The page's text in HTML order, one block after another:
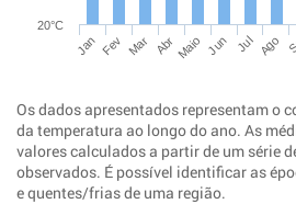
Jan Fev Mar Abr Maio Jun Jul Ago
20°C
Os dados apresentados representam o
da temperatura ao longo do ano. As
valores calculados a partir de um série
observados. É possível identificar as
e quentes/frias de uma região.